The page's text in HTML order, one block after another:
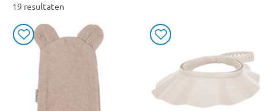
19 resultaten